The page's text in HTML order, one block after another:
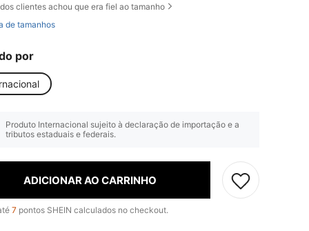
dos clientes achou que era fiel ao tamanho
de tamanhos
por
Produto Internacional sujeito à declaração de importação e a
tributos estaduais e federais.
ADICIONAR AO CARRINHO
7 pontos SHEIN calculados no checkout.